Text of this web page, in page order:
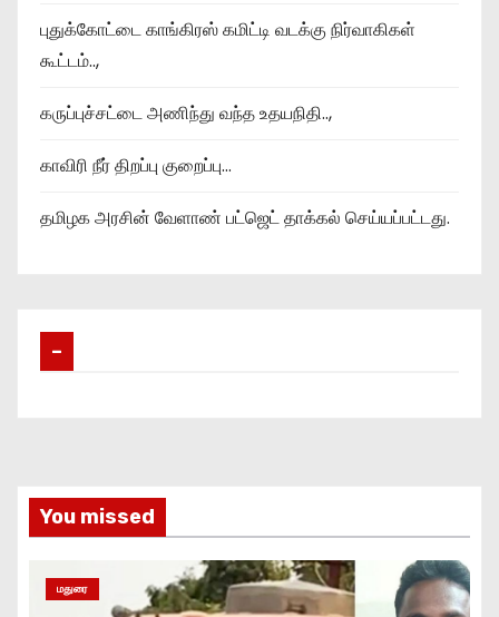
புதுக்கோட்டை காங்கிரஸ் கமிட்டி வடக்கு நிர்வாகிகள்
கூட்டம்..,
கருப்புச்சட்டை அணிந்து வந்த உதயநிதி..,
காவிரி நீர் திறப்பு குறைப்பு…
தமிழக அரசின் வேளாண் பட்ஜெட் தாக்கல் செய்யப்பட்டது.
–
You missed
மதுரை